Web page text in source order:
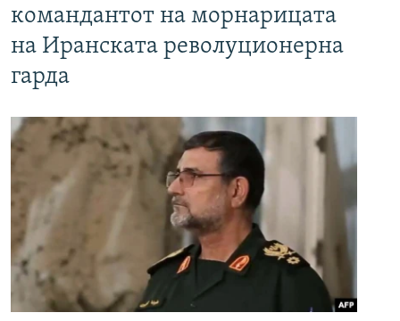
командантот на морнарицата
на Иранската револуционерна
гарда